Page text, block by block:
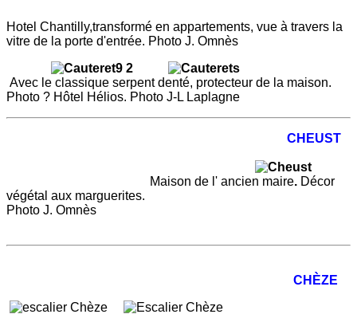
Hotel Chantilly,transformé en appartements, vue à travers la
vitre de la porte d'entrée. Photo J. Omnès
Avec le classique serpent denté, protecteur de la maison.
Photo ? Hôtel Hélios. Photo J-L Laplagne
CHEUST
Maison de l' ancien maire. Décor
végétal aux marguerites.
Photo J. Omnès
CHÈZE